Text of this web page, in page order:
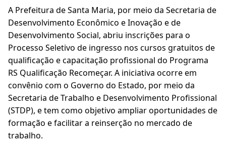
A Prefeitura de Santa Maria, por meio da Secretaria de
Desenvolvimento Econômico e Inovação e de
Desenvolvimento Social, abriu inscrições para o
Processo Seletivo de ingresso nos cursos gratuitos de
qualificação e capacitação profissional do Programa
RS Qualificação Recomeçar. A iniciativa ocorre em
convênio com o Governo do Estado, por meio da
Secretaria de Trabalho e Desenvolvimento Profissional
(STDP), e tem como objetivo ampliar oportunidades de
formação e facilitar a reinserção no mercado de
trabalho.